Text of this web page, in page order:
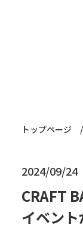
トップページ /
2024/09/24
CRAFT
イベント